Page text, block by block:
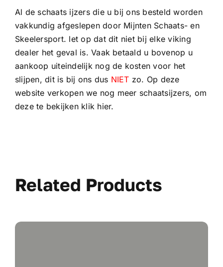
Al de schaats ijzers die u bij ons besteld worden
vakkundig afgeslepen door Mijnten Schaats- en
Skeelersport. let op dat dit niet bij elke viking
dealer het geval is. Vaak betaald u bovenop u
aankoop uiteindelijk nog de kosten voor het
slijpen, dit is bij ons dus NIET zo. Op deze
website verkopen we nog meer schaatsijzers, om
deze te bekijken klik hier.
Related Products